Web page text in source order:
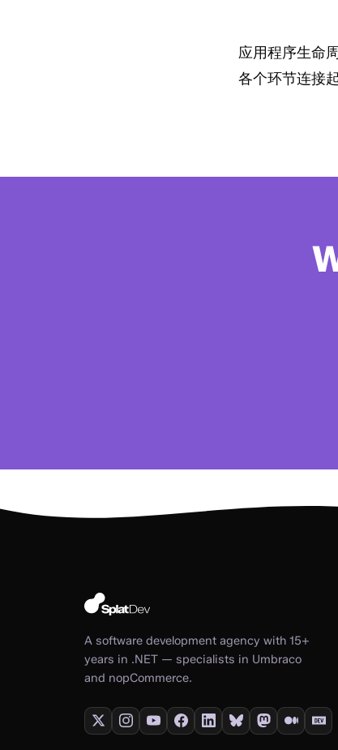
应用程序生命
各个环节连接
A software development agency with 15+
years in .NET — specialists in Umbraco
and nopCommerce.